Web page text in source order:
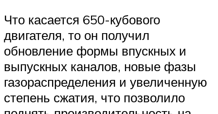
Что касается 650-кубового
двигателя, то он получил
обновление формы впускных и
выпускных каналов, новые фазы
газораспределения и увеличенную
степень сжатия, что позволило